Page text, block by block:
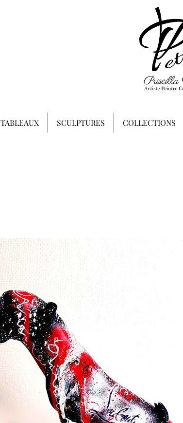
TABLEAUX SCULPTURES COLLECTIONS